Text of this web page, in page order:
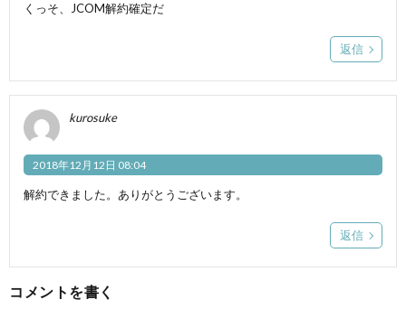
くっそ、JCOM解約確定だ
返信
kurosuke
2018年12月12日 08:04
解約できました。ありがとうございます。
返信
コメントを書く